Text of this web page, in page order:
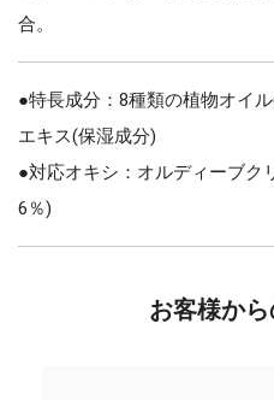
合。
●特長成分：8種類の植物オイ
エキス(保湿成分)
●対応オキシ：オルディーブク
6％)
お客様か